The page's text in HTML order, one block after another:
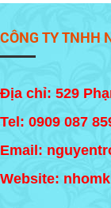
CÔNG TY TNHH
Địa chỉ: 529
Tel: 0909 087
Email:
Website: